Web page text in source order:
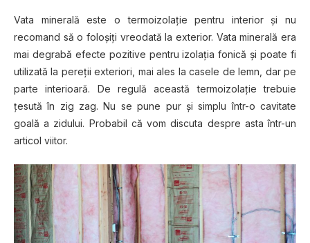
Vata minerală este o termoizolație pentru interior și nu
recomand să o foloșiți vreodată la exterior. Vata minerală era
mai degrabă efecte pozitive pentru izolația fonică și poate fi
utilizată la pereții exteriori, mai ales la casele de lemn, dar pe
parte interioară. De regulă această termoizolație trebuie
țesută în zig zag. Nu se pune pur și simplu într-o cavitate
goală a zidului. Probabil că vom discuta despre asta într-un
articol viitor.